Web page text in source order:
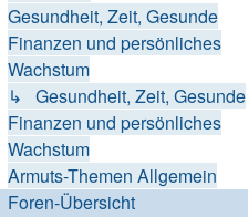
Gesundheit, Zeit, Gesunde
Finanzen und persönliches
Wachstum
↳ Gesundheit, Zeit, Gesunde
Finanzen und persönliches
Wachstum
Armuts-Themen Allgemein
Foren-Übersicht